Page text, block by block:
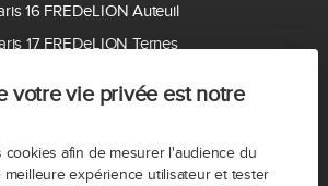
votre vie privée est notre
cookies afin de mesurer l'audience du
expérience utilisateur et tester
16 FREDeLION Auteuil
17 FREDeLION Ternes
18 FREDeLION Montmartre
20 FREDeLION Gambetta